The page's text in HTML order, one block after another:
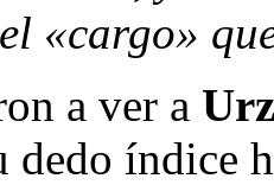
«cargo»
a ver a
dedo índice